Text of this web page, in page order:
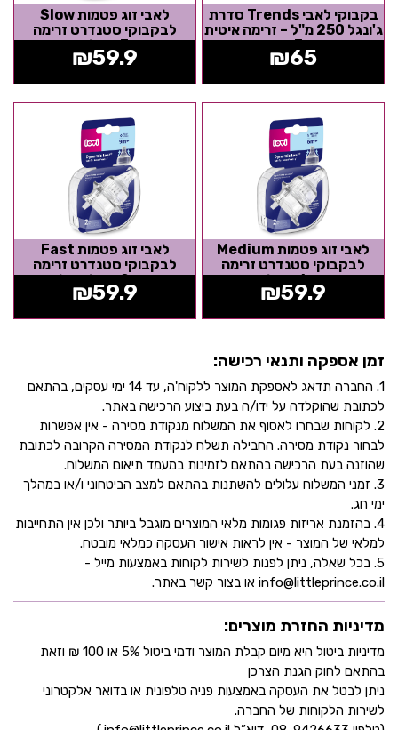
בקבוקי לאבי Trends סדרת
ג'ונגל 250 מ"ל – זרימה איטית
3+
₪65
לאבי זוג פטמות Slow
לבקבוקי סטנדרט זרימה
איטית 3+ שלב ראשון
₪59.9
לאבי זוג פטמות Medium
לבקבוקי סטנדרט זרימה
בינונית 6+ שלב שני
₪59.9
לאבי זוג פטמות Fast
לבקבוקי סטנדרט זרימה
מהירה 9+ שלב שלישי
₪59.9
זמן אספקה ותנאי רכישה:
1. החברה תדאג לאספקת המוצר ללקוח'ה, עד 14 ימי עסקים, בהתאם
לכתובת שהוקלדה על ידו/ה בעת ביצוע הרכישה באתר.
2. לקוחות שבחרו לאסוף את המשלוח מנקודת מסירה - אין אפשרות
לבחור נקודת מסירה. החבילה תשלח לנקודת המסירה הקרובה לכתובת
שהוזנה בעת הרכישה בהתאם לזמינות במעמד תיאום המשלוח.
3. זמני המשלוח עלולים להשתנות בהתאם למצב הביטחוני ו/או במהלך
ימי חג.
4. בהזמנת אריזות פגומות מלאי המוצרים מוגבל ביותר ולכן אין התחייבות
למלאי של המוצר - אין לראות אישור העסקה כמלאי מובטח.
5. בכל שאלה, ניתן לפנות לשירות לקוחות באמצעות מייל -
info@littleprince.co.il או בצור קשר באתר.
מדיניות החזרת מוצרים:
מדיניות ביטול היא מיום קבלת המוצר ודמי ביטול 5% או 100 ₪ וזאת
בהתאם לחוק הגנת הצרכן
ניתן לבטל את העסקה באמצעות פניה טלפונית או בדואר אלקטרוני
לשירות הלקוחות של החברה.